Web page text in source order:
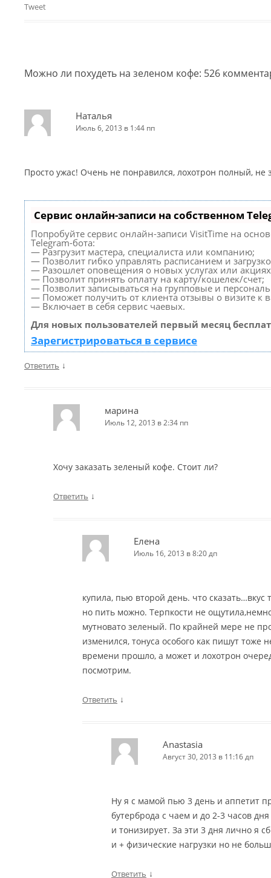
Tweet
Можно ли похудеть на зеленом кофе: 526
Наталья
Июль 6, 2013 в 1:44 пп
Просто ужас! Очень не понравился, лохотрон полный,
Сервис онлайн-записи на собственном
Попробуйте сервис онлайн-записи VisitTime на
Telegram-бота:
— Разгрузит мастера, специалиста или компанию;
— Позволит гибко управлять расписанием и
— Разошлет оповещения о новых услугах или
— Позволит принять оплату на карту/кошелек/счет;
— Позволит записываться на групповые и
— Поможет получить от клиента отзывы о визите к
— Включает в себя сервис чаевых.
Для новых пользователей первый месяц
Зарегистрироваться в сервисе
Ответить ↓
марина
Июль 12, 2013 в 2:34 пп
Хочу заказать зеленый кофе. Стоит ли?
Ответить ↓
Елена
Июль 16, 2013 в 8:20 дп
купила, пью второй день. что сказать…вкус
но пить можно. Терпкости не
мутновато зеленый. По крайней мере не
изменился, тонуса особого как пишут
времени прошло, а может и лохотрон
посмотрим.
Ответить ↓
Anastasia
Август 30, 2013 в 11:16 дп
Ну я с мамой пью 3 день и аппетит
бутерброда с чаем и до 2-3 часов
и тонизирует. За эти 3 дня лично я
и + физические нагрузки но не
Ответить ↓